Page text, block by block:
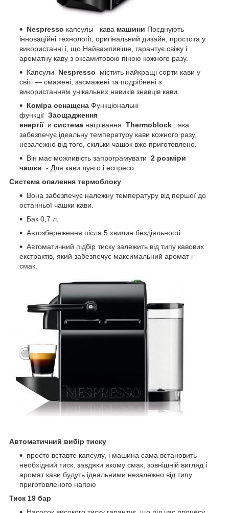
Nespresso капсулы кава машини Поєднують
інноваційні технології, оригінальний дизайн, простота у
використанні і, що Найважливіше, гарантує свіжу і
ароматну каву з оксамитовою піною кожного разу.
Капсули Nespresso містить найкращі сорти кави у
світі — смажені, засмажені та подрібнені з
використанням унікальних навиків знавців кави.
Коміра оснащена Функціональні
функції Заощадження
енергіїи система нагрівання Thermoblock , яка
забезпечує ідеальну температуру кави кожного разу,
незалежно від того, скільки чашок вже приготовлено.
Він має можливість запрограмувати 2 розміри
чашки - Для кави лунго і еспресо.
Система опалення термоблоку
Вона забезпечує належну температуру від першої до
останньої чашки кави.
Бак 0,7 л.
Автозбереження після 5 хвилин бездіяльності.
Автоматичний підбір тиску залежить від типу кавових
екстрактів, який забезпечує максимальний аромат і
смак.
Автоматичний вибір тиску
просто вставте капсулу, і машина сама встановить
необхідний тиск, завдяки якому смак, зовнішній вигляд і
аромат кави будуть ідеальними незалежно від типу
приготовленого напою
Тиск 19 бар